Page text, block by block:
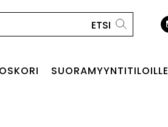
SUORAMYYNTITILOILLE